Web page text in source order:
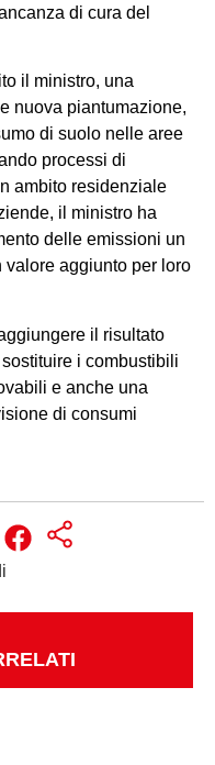
di cura del
il ministro, una
nuova piantumazione,
di suolo nelle aree
processi di
ambito residenziale
il ministro ha
delle emissioni un
aggiunto per loro
il risultato
i combustibili
e anche una
di consumi